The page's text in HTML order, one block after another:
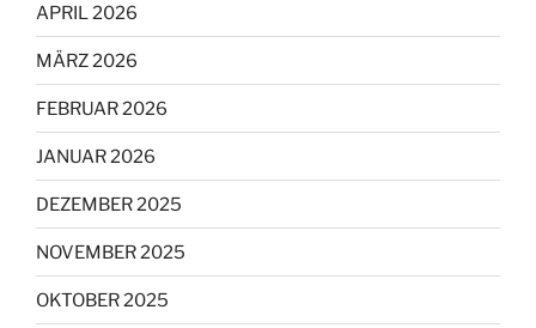
APRIL 2026
MÄRZ 2026
FEBRUAR 2026
JANUAR 2026
DEZEMBER 2025
NOVEMBER 2025
OKTOBER 2025